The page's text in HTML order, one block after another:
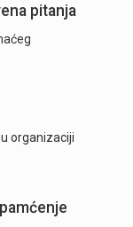
pitanja
organizaciji